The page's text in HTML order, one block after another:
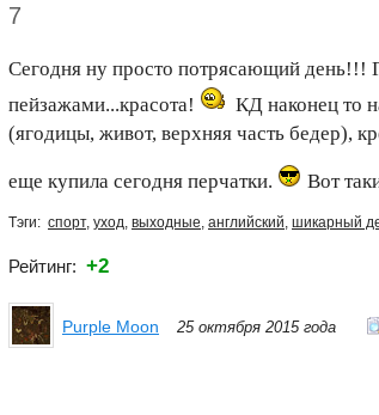
7
Сегодня ну просто потрясающий день!!!
пейзажами...красота!
КД наконец то
(ягодицы, живот, верхняя часть бедер),
еще купила сегодня перчатки. Вот
Тэги: спорт, уход, выходные, английский, шикарный
Рейтинг: +2
Purple Moon 25 октября 2015 года